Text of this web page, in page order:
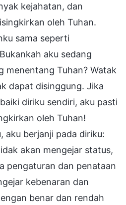
kejahatan, dan
oleh Tuhan.
sama seperti
aku sedang
menentang Tuhan? Watak
dapat disinggung. Jika
diriku sendiri, aku pasti
oleh Tuhan!
aku berjanji pada diriku:
akan mengejar status,
pengaturan dan penataan
kebenaran dan
benar dan rendah